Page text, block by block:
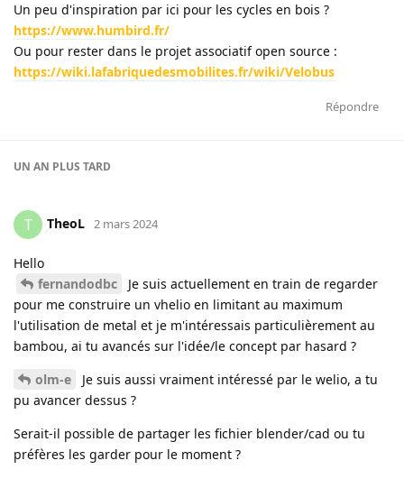
Un peu d'inspiration par ici pour les cycles en bois ?
https://www.humbird.fr/
Ou pour rester dans le projet associatif open source :
https://wiki.lafabriquedesmobilites.fr/wiki/Velobus
Répondre
UN AN PLUS TARD
T TheoL 2 mars 2024
Hello
fernandodbc
Je suis actuellement en train de regarder
pour me construire un vhelio en limitant au maximum
l'utilisation de metal et je m'intéressais particulièrement au
bambou, ai tu avancés sur l'idée/le concept par hasard ?
olm-e
Je suis aussi vraiment intéressé par le welio, a tu
pu avancer dessus ?
Serait-il possible de partager les fichier blender/cad ou tu
préfères les garder pour le moment ?